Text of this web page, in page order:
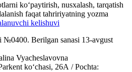
ko‘paytirish, nusxalash, tarqatish
faqat tahririyatning yozma
kelishuvi
Berilgan sanasi 13-avgust
Vyacheslavovna
ko‘chasi, 26А / Pochta: